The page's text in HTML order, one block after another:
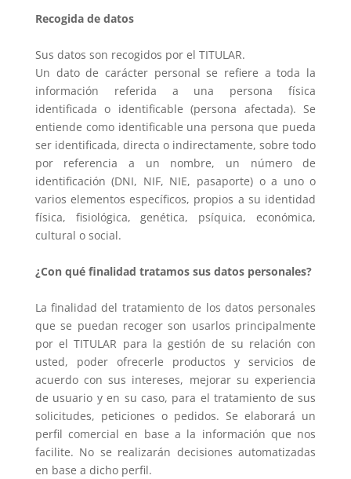
Recogida de datos
Sus datos son recogidos por el TITULAR.
Un dato de carácter personal se refiere a toda la
información referida a una persona física
identificada o identificable (persona afectada). Se
entiende como identificable una persona que pueda
ser identificada, directa o indirectamente, sobre todo
por referencia a un nombre, un número de
identificación (DNI, NIF, NIE, pasaporte) o a uno o
varios elementos específicos, propios a su identidad
física, fisiológica, genética, psíquica, económica,
cultural o social.
¿Con qué finalidad tratamos sus datos personales?
La finalidad del tratamiento de los datos personales
que se puedan recoger son usarlos principalmente
por el TITULAR para la gestión de su relación con
usted, poder ofrecerle productos y servicios de
acuerdo con sus intereses, mejorar su experiencia
de usuario y en su caso, para el tratamiento de sus
solicitudes, peticiones o pedidos. Se elaborará un
perfil comercial en base a la información que nos
facilite. No se realizarán decisiones automatizadas
en base a dicho perfil.